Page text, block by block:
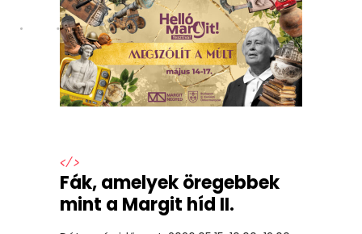
</>
Fák, amelyek öregebbek
mint a Margit híd II.